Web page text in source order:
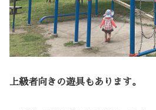
上級者向きの遊具もあります。